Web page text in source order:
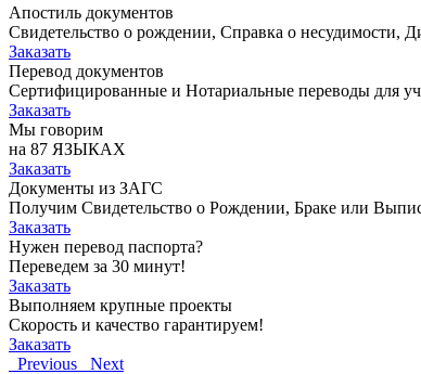
Апостиль документов
Свидетельство о рождении, Справка о
Заказать
Перевод документов
Сертифицированные и Нотариальные переводы для
Заказать
Мы говорим
на 87 ЯЗЫКАХ
Заказать
Документы из ЗАГС
Получим Свидетельство о Рождении, Браке или
Заказать
Нужен перевод паспорта?
Переведем за 30 минут!
Заказать
Выполняем крупные проекты
Скорость и качество гарантируем!
Заказать
Previous
Next